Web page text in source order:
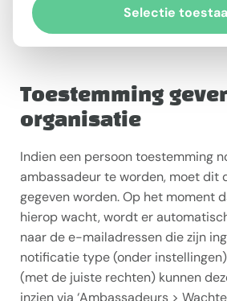
automatisch toestemming krijgen
organisatie (linker kolom).
Toestemming
organisatie
Indien een persoon toestemming
ambassadeur te worden, moet dit
gegeven worden. Op het moment
hierop wacht, wordt er
naar de e-mailadressen die zijn
notificatie type (onder
(met de juiste rechten) kunnen
inzien via ‘Ambassadeurs >
Selectie